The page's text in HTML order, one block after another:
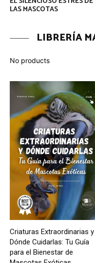
LAS MASCOTAS
LIBRERÍA
Criaturas Extraordinarias y
Dónde Cuidarlas: Tu Guía
para el Bienestar de